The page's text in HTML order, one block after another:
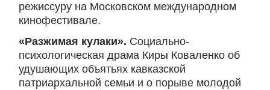
режиссуру на Московском международном
кинофестивале.
«Разжимая кулаки». Социально-
психологическая драма Киры Коваленко об
удушающих объятьях кавказской
патриархальной семьи и о порыве молодой